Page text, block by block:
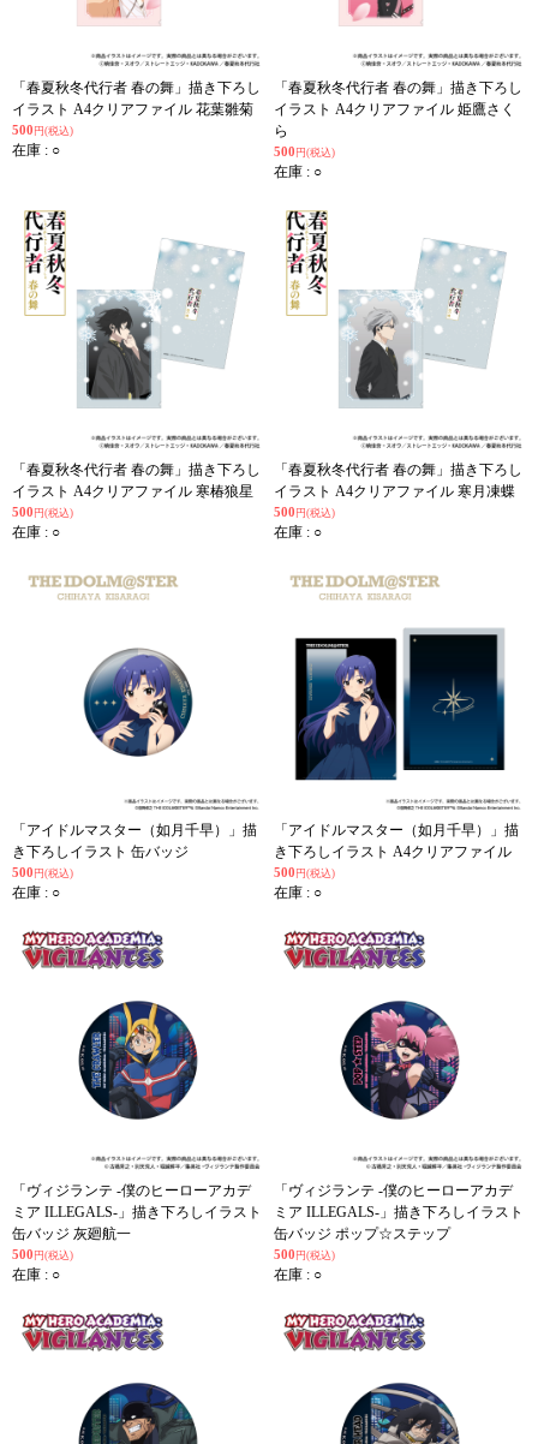
「春夏秋冬代行者 春の舞」描き下ろし
イラスト A4クリアファイル 花葉雛菊
500 円(税込)
在庫 : ○
「春夏秋冬代行者 春の舞」描き下ろし
イラスト A4クリアファイル 姫鷹さく
ら
500 円(税込)
在庫 : ○
「春夏秋冬代行者 春の舞」描き下ろし
イラスト A4クリアファイル 寒椿狼星
500 円(税込)
在庫 : ○
「春夏秋冬代行者 春の舞」描き下ろし
イラスト A4クリアファイル 寒月凍蝶
500 円(税込)
在庫 : ○
「アイドルマスター（如月千早）」描
き下ろしイラスト 缶バッジ
500 円(税込)
在庫 : ○
「アイドルマスター（如月千早）」描
き下ろしイラスト A4クリアファイル
500 円(税込)
在庫 : ○
「ヴィジランテ -僕のヒーローアカデ
ミア ILLEGALS-」描き下ろしイラスト
缶バッジ 灰廻航一
500 円(税込)
在庫 : ○
「ヴィジランテ -僕のヒーローアカデ
ミア ILLEGALS-」描き下ろしイラスト
缶バッジ ポップ☆ステップ
500 円(税込)
在庫 : ○